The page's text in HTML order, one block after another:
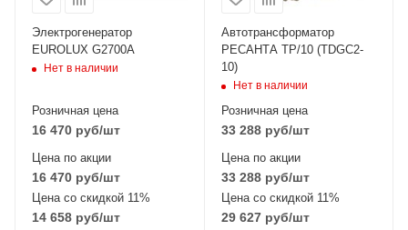
Электрогенератор
EUROLUX G2700A
Нет в наличии
Розничная цена
16 470 руб/шт
Цена по акции
16 470 руб/шт
Цена со скидкой 11%
14 658 руб/шт
Автотрансформатор
РЕСАНТА ТР/10 (TDGC2-
10)
Нет в наличии
Розничная цена
33 288руб/шт
Цена по акции
33 288руб/шт
Цена со скидкой 11%
29 627руб/шт